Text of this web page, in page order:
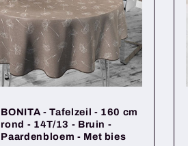
BONITA - Tafelzeil - 160 cm
rond - 14T/13 - Bruin -
Paardenbloem - Met bies